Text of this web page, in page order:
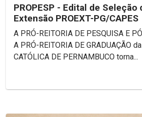
PROPESP - Edital de Seleção
Extensão PROEXT-PG/CAPES
A PRÓ-REITORIA DE PESQUISA E
A PRÓ-REITORIA DE GRADUAÇÃO
CATÓLICA DE PERNAMBUCO torna...